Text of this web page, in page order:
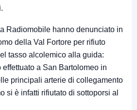
Radiomobile hanno denunciato in
della Val Fortore per rifiuto
tasso alcolemico alla guida:
a San Bartolomeo in
principali arterie di collegamento
si è infatti rifiutato di sottoporsi al